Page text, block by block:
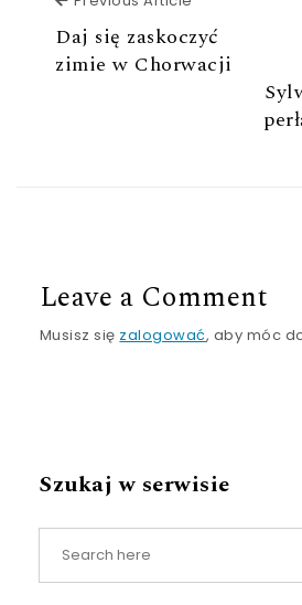
Daj się zaskoczyć
zimie w Chorwacji
Leave a Comment
Musisz się zalogować, aby móc
Szukaj w serwisie